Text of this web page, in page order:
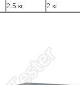
2.5 кг 2 кг